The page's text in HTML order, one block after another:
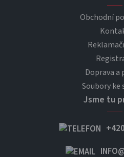
Obchodní
Doprava a
Soubory ke
Jsme tu